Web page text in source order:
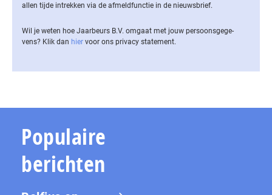
allen tijde intrekken via de af­meld­func­tie in de nieuwsbrief.
Wil je weten hoe Jaarbeurs B.V. omgaat met jouw per­soons­ge­ge­
vens? Klik dan hier voor ons privacy statement.
Populaire
berichten